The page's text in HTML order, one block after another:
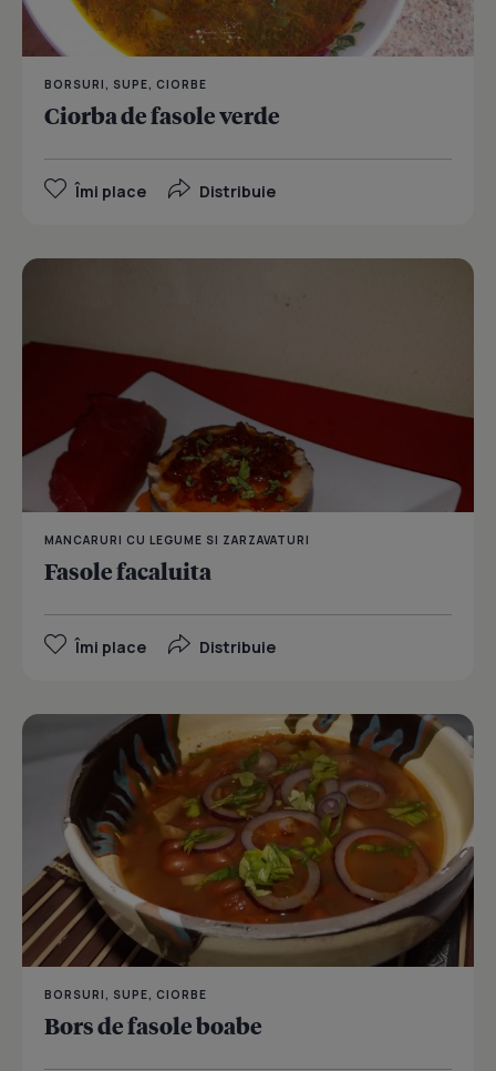
BORSURI, SUPE, CIORBE
Ciorba de fasole verde
Îmi place Distribuie
MANCARURI CU LEGUME SI ZARZAVATURI
Fasole facaluita
Îmi place Distribuie
BORSURI, SUPE, CIORBE
Bors de fasole boabe